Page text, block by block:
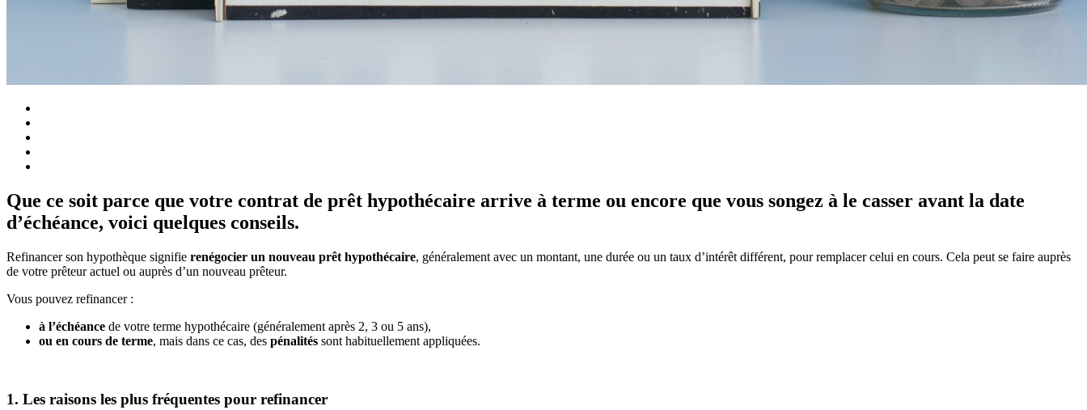
Que ce soit parce que votre contrat de prêt hypothécaire arrive à terme ou encore que vous songez à le casser avant la date
d’échéance, voici quelques conseils.
Refinancer son hypothèque signifie renégocier un nouveau prêt hypothécaire, généralement avec un montant, une durée ou un taux d’intérêt différent, pour remplacer celui en cours. Cela peut se faire auprès
de votre prêteur actuel ou auprès d’un nouveau prêteur.
Vous pouvez refinancer :
à l’échéance de votre terme hypothécaire (généralement après 2, 3 ou 5 ans),
ou en cours de terme, mais dans ce cas, des pénalités sont habituellement appliquées.
1. Les raisons les plus fréquentes pour refinancer